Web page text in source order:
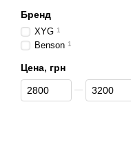
Бренд
XYG 1
Benson 1
Цена, грн
От Цена, грн
До Цена, грн